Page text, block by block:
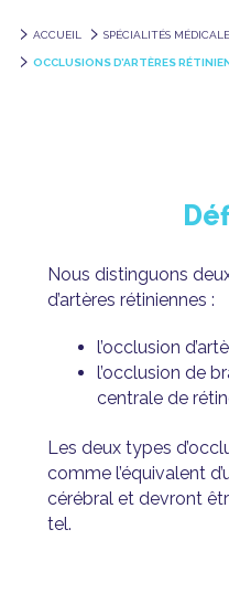
ACCUEIL SPÉCIALITÉS
OCCLUSIONS D’ARTÈRES
Nous distinguons
d’artères rétiniennes :
l’occlusion
l’occlusion de
centrale de
Les deux types
comme l’équivalent
cérébral et devront
tel.